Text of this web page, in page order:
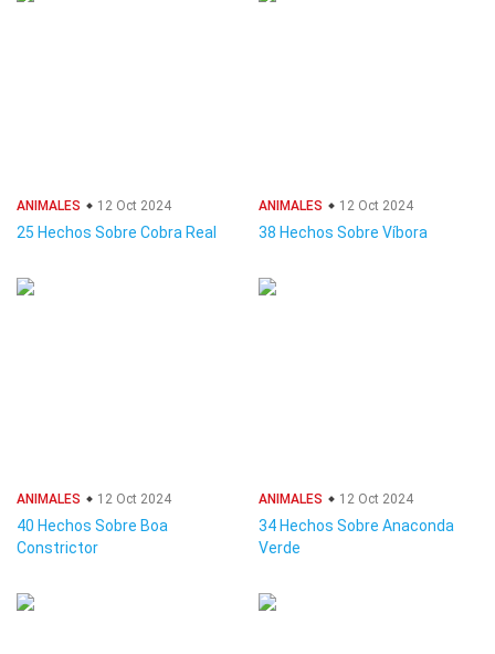
ANIMALES 12 Oct 2024
25 Hechos Sobre Cobra Real
ANIMALES 12 Oct 2024
38 Hechos Sobre Víbora
ANIMALES 12 Oct 2024
40 Hechos Sobre Boa
Constrictor
ANIMALES 12 Oct 2024
34 Hechos Sobre Anaconda
Verde